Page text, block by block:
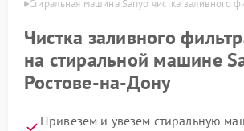
Стиральная машина Sanyo чистка заливного
Чистка заливного
на стиральной машине
Ростове-на-Дону
Привезем и увезем стиральную